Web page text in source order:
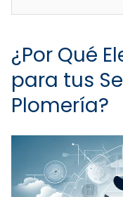
¿Por Qué
para tus
Plomería?